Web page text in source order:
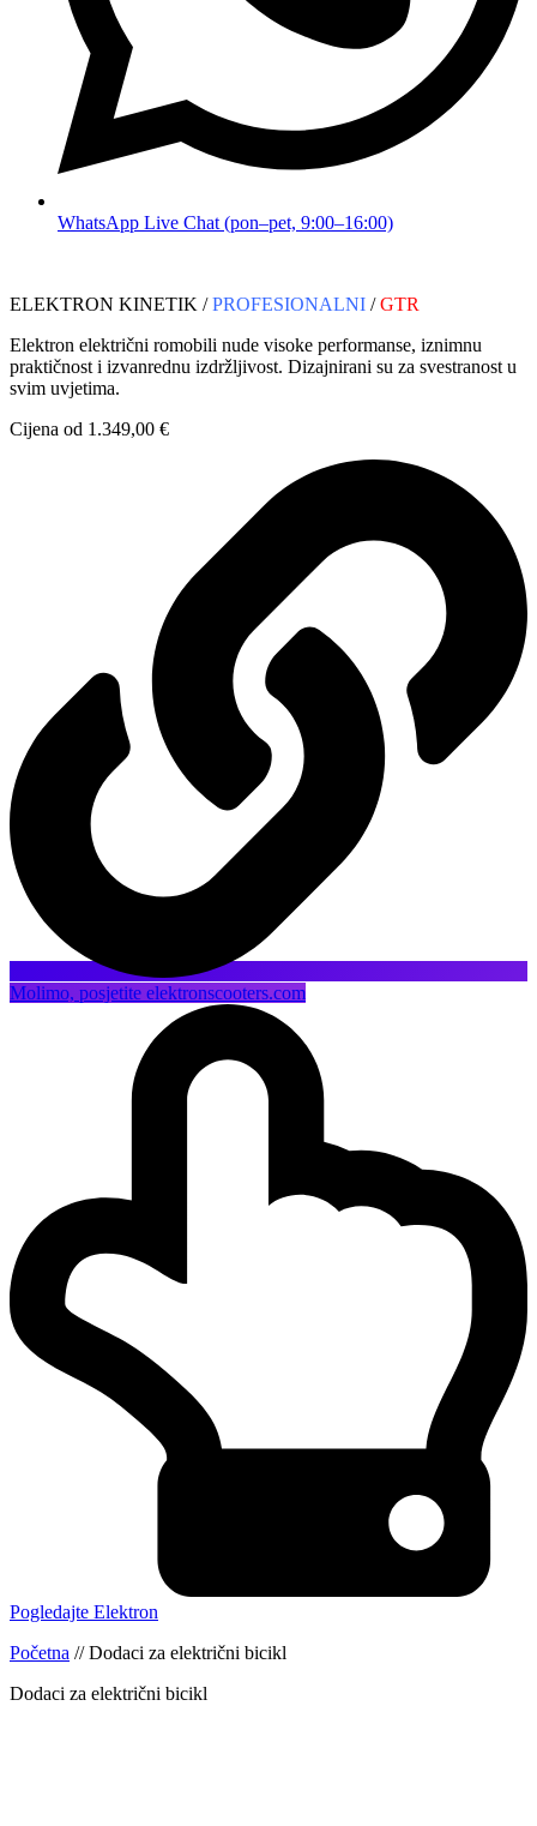
WhatsApp Live Chat (pon–pet, 9:00–16:00)
ELEKTRON KINETIK /PROFESIONALNI /GTR
Elektron električni romobili nude visoke performanse, iznimnu
praktičnost i izvanrednu izdržljivost. Dizajnirani su za svestranost u
svim uvjetima.
Cijena od 1.349,00 €
Molimo, posjetite elektronscooters.com
Pogledajte Elektron
Početna //Dodaci za električni bicikl
Dodaci za električni bicikl